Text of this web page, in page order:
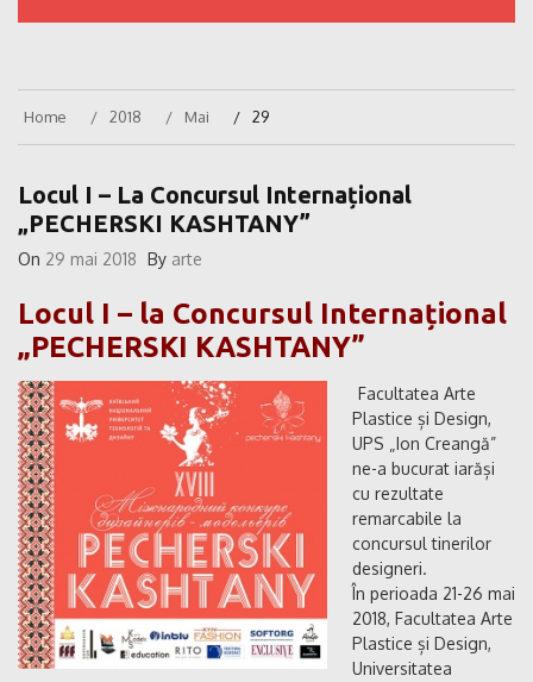
Home 2018 Mai 29
Locul I – La Concursul Internațional
„PECHERSKI KASHTANY”
On 29 mai 2018 By arte
Locul I – la Concursul Internațional
„PECHERSKI KASHTANY”
Facultatea Arte
Plastice și Design,
UPS „Ion Creangă”
ne-a bucurat iarăși
cu rezultate
remarcabile la
concursul tinerilor
designeri.
În perioada 21-26 mai
2018, Facultatea Arte
Plastice și Design,
Universitatea